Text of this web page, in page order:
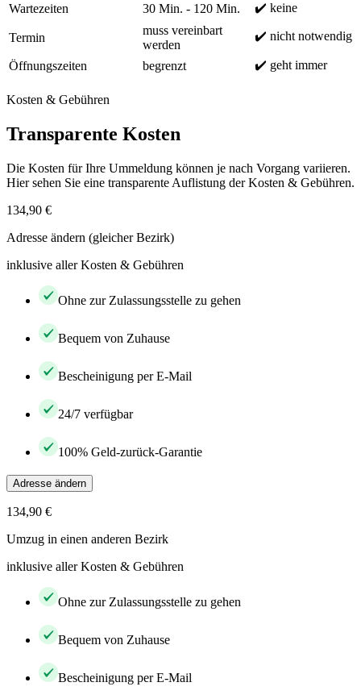
Wartezeiten
30 Min. - 120 Min. ✔️ keine
Termin
muss vereinbart
werden
✔️ nicht notwendig
Öffnungszeiten begrenzt ✔️ geht immer
Kosten & Gebühren
Transparente Kosten
Die Kosten für Ihre Ummeldung können je nach Vorgang variieren.
Hier sehen Sie eine transparente Auflistung der Kosten & Gebühren.
134,90 €
Adresse ändern (gleicher Bezirk)
inklusive aller Kosten & Gebühren
Ohne zur Zulassungsstelle zu gehen
Bequem von Zuhause
Bescheinigung per E-Mail
24/7 verfügbar
100% Geld-zurück-Garantie
Adresse ändern
134,90 €
Umzug in einen anderen Bezirk
inklusive aller Kosten & Gebühren
Ohne zur Zulassungsstelle zu gehen
Bequem von Zuhause
Bescheinigung per E-Mail